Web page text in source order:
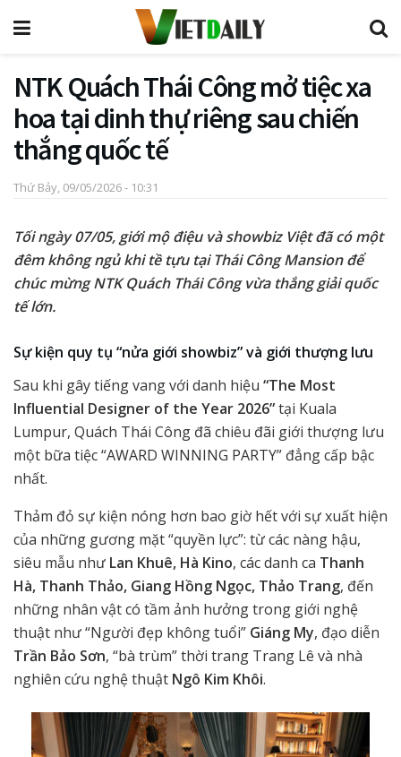
NTK Quách Thái Công mở tiệc xa
hoa tại dinh thự riêng sau chiến
thắng quốc tế
Thứ Bảy, 09/05/2026 - 10:31
Tối ngày 07/05, giới mộ điệu và showbiz Việt đã có một
đêm không ngủ khi tề tựu tại Thái Công Mansion để
chúc mừng NTK Quách Thái Công vừa thắng giải quốc
tế lớn.
Sự kiện quy tụ “nửa giới showbiz” và giới thượng lưu
Sau khi gây tiếng vang với danh hiệu “The Most
Influential Designer of the Year 2026”tại Kuala
Lumpur, Quách Thái Công đã chiêu đãi giới thượng lưu
một bữa tiệc “AWARD WINNING PARTY” đẳng cấp bậc
nhất.
Thảm đỏ sự kiện nóng hơn bao giờ hết với sự xuất hiện
của những gương mặt “quyền lực”: từ các nàng hậu,
siêu mẫu như Lan Khuê, Hà Kino, các danh ca Thanh
Hà, Thanh Thảo, Giang Hồng Ngọc, Thảo Trang, đến
những nhân vật có tầm ảnh hưởng trong giới nghệ
thuật như “Người đẹp không tuổi” Giáng My, đạo diễn
Trần Bảo Sơn, “bà trùm” thời trang Trang Lê và nhà
nghiên cứu nghệ thuật Ngô Kim Khôi.